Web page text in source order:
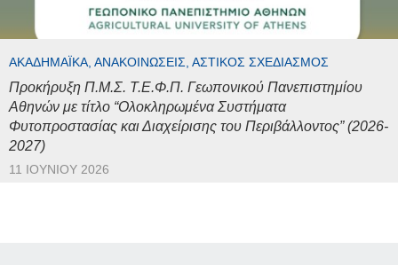
ΑΚΑΔΗΜΑΪΚΆ, ΑΝΑΚΟΙΝΏΣΕΙΣ, ΑΣΤΙΚΌΣ ΣΧΕΔΙΑΣΜΌΣ
Προκήρυξη Π.Μ.Σ. Τ.Ε.Φ.Π. Γεωπονικού Πανεπιστημίου
Αθηνών με τίτλο “Ολοκληρωμένα Συστήματα
Φυτοπροστασίας και Διαχείρισης του Περιβάλλοντος” (2026-
2027)
11 ΙΟΥΝΊΟΥ 2026